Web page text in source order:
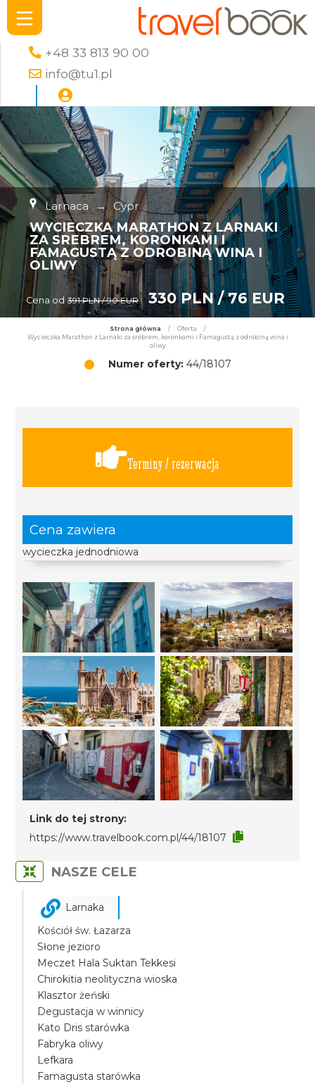
+48 33 813 90 00
info@tu1.pl
Larnaca → Cypr
WYCIECZKA MARATHON Z LARNAKI
ZA SREBREM, KORONKAMI I
FAMAGUSTĄ Z ODROBINĄ WINA I
OLIWY
Cena od 391 PLN / 90 EUR 330 PLN / 76 EUR
Strona główna / Oferta
/
Wycieczka Marathon z Larnaki za srebrem, koronkami i Famagustą z odrobiną wina i
oliwy
Numer oferty:44/18107
Terminy / rezerwacja
Cena zawiera
wycieczka jednodniowa
Link do tej strony:
https://www.travelbook.com.pl/44/18107
NASZE CELE
Larnaka
Kościół św. Łazarza
Słone jezioro
Meczet Hala Suktan Tekkesi
Chirokitia neolityczna wioska
Klasztor żeński
Degustacja w winnicy
Kato Dris starówka
Fabryka oliwy
Lefkara
Famagusta starówka